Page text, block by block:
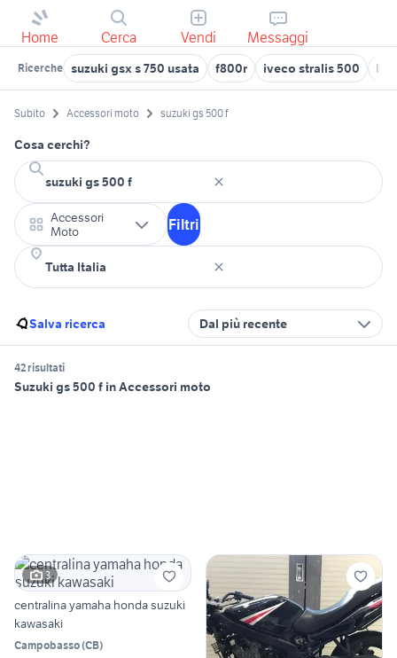
Home Cerca Vendi Messaggi
Ricerche suzuki gsx s 750 usata f800r iveco stralis 500
Subito Accessori moto suzuki gs 500 f
Cosa cerchi?
Accessori
Moto
Filtri
Salva ricerca Dal più recente
42 risultati
Suzuki gs 500 f in Accessori moto
3
centralina yamaha honda suzuki
kawasaki
Campobasso(CB)